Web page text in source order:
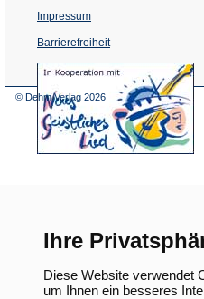
Ihre
Diese Website verwendet
um Ihnen ein besseres
Impressum
Barrierefreiheit
in
© Dehm Verlag 2026